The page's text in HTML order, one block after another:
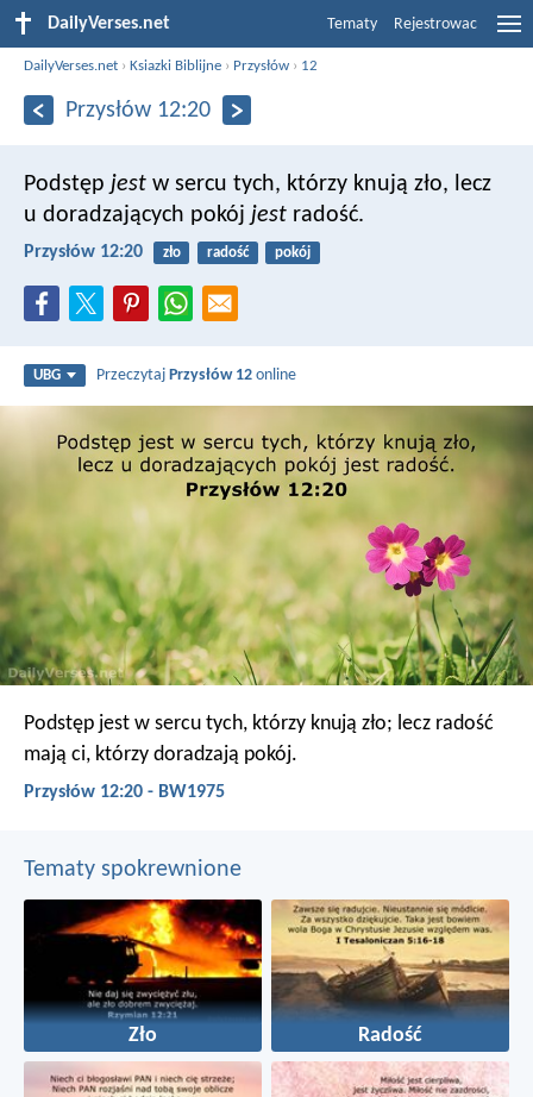
DailyVerses.net Tematy Rejestrowac
DailyVerses.net ›Ksiazki Biblijne › Przysłów › 12
Przysłów 12:20
Podstęp jest w sercu tych, którzy knują zło, lecz
u doradzających pokój jest radość.
Przysłów 12:20 zło radość pokój
UBG PrzeczytajPrzysłów 12 online
Podstęp jest w sercu tych, którzy knują zło; lecz radość
mają ci, którzy doradzają pokój.
Przysłów 12:20 - BW1975
Tematy spokrewnione
Zło Radość